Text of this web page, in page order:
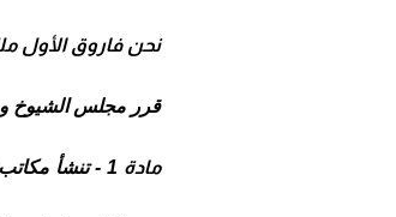
نحن فاروق الأول
قرر مجلس الشيوخ
مادة 1 - تنشأ مكاتب